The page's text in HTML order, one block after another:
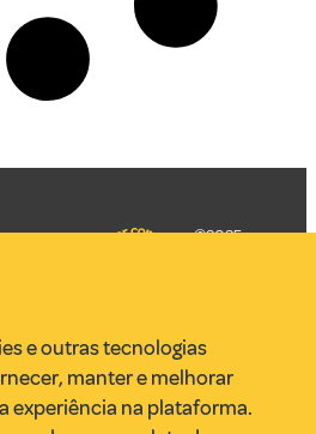
©2025
e outras tecnologias
manter e melhorar
experiência na plataforma.